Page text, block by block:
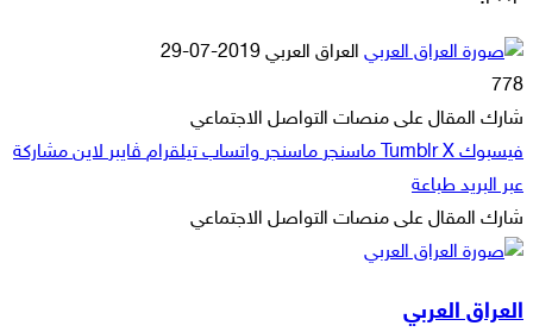
العراق العربي أرسل
إلكترونيا
2019-07-29
778
شارك المقال على منصات التواصل الاجتماعي
فيسبوك ‫X ماسنجر ماسنجر واتساب تيلقرام ڤايبر لاين مشاركة
عبر البريد طباعة
شارك المقال على منصات التواصل الاجتماعي
فيسبوك
‫X
ماسنجر
ماسنجر
واتساب
تيلقرام
ڤايبر
لاين
مشاركة
البريد
طباعة
العراق العربي